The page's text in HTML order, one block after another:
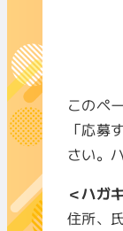
このペ
「応募
さい。
＜ハガ
住所、